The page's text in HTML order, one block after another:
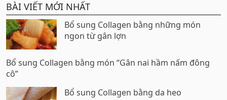
BÀI VIẾT MỚI NHẤT
Bổ sung Collagen bằng những món
ngon từ gân lợn
Bổ sung Collagen bằng món “Gân nai hầm nấm đông
cô”
Bổ sung Collagen bằng da heo